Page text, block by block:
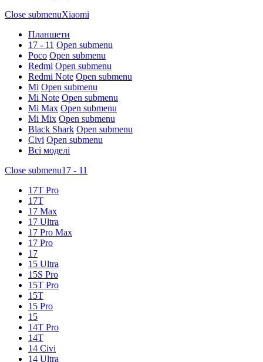
Close submenuXiaomi
Планшети
17 - 11 Open submenu
Poco Open submenu
Redmi Open submenu
Redmi Note Open submenu
Mi Open submenu
Mi Note Open submenu
Mi Max Open submenu
Mi Mix Open submenu
Black Shark Open submenu
Civi Open submenu
Всі моделі
Close submenu17 - 11
17T Pro
17T
17 Max
17 Ultra
17 Pro Max
17 Pro
17
15 Ultra
15S Pro
15T Pro
15T
15 Pro
15
14T Pro
14T
14 Civi
14 Ultra